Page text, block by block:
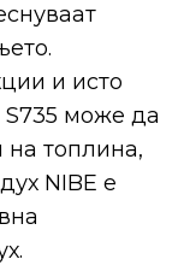
и исто
S735 може да
на топлина,
NIBE е